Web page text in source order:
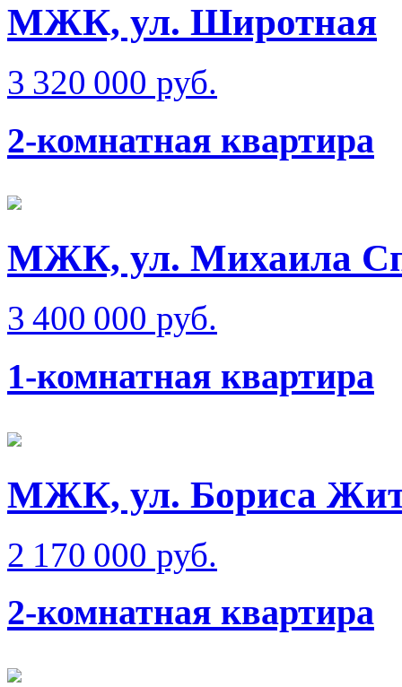
МЖК, ул. Широтная
3 320 000 руб.
2-комнатная квартира
МЖК, ул. Михаила
3 400 000 руб.
1-комнатная квартира
МЖК, ул. Бориса
2 170 000 руб.
2-комнатная квартира